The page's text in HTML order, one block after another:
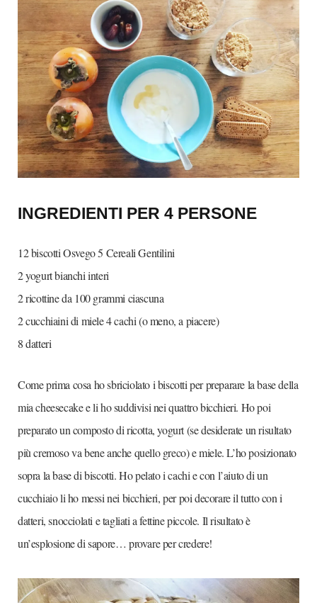
INGREDIENTI​ ​PER​ ​4​ ​PERSONE
12 biscotti Osvego 5 Cereali Gentilini
2 yogurt bianchi interi
2 ricottine da 100 grammi ciascuna
2 cucchiaini di miele 4 cachi (o meno, a piacere)
8 datteri
Come prima cosa ho sbriciolato i biscotti per preparare la base della
mia cheesecake e li ho suddivisi nei quattro bicchieri. Ho poi
preparato un composto di ricotta, yogurt (se desiderate un risultato
più cremoso va bene anche quello greco) e miele. L’ho posizionato
sopra la base di biscotti. Ho pelato i cachi e con l’aiuto di un
cucchiaio li ho messi nei bicchieri, per poi decorare il tutto con i
datteri, snocciolati e tagliati a fettine piccole. Il risultato è
un’esplosione di sapore… provare per credere!